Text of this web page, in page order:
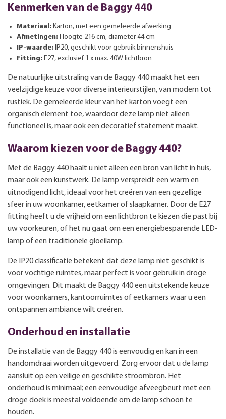
Kenmerken van de Baggy 440
Materiaal: Karton, met een gemeleerde afwerking
Afmetingen: Hoogte 216 cm, diameter 44 cm
IP-waarde: IP20, geschikt voor gebruik binnenshuis
Fitting: E27, exclusief 1 x max. 40W lichtbron
De natuurlijke uitstraling van de Baggy 440 maakt het een
veelzijdige keuze voor diverse interieurstijlen, van modern tot
rustiek. De gemeleerde kleur van het karton voegt een
organisch element toe, waardoor deze lamp niet alleen
functioneel is, maar ook een decoratief statement maakt.
Waarom kiezen voor de Baggy 440?
Met de Baggy 440 haalt u niet alleen een bron van licht in huis,
maar ook een kunstwerk. De lamp verspreidt een warm en
uitnodigend licht, ideaal voor het creëren van een gezellige
sfeer in uw woonkamer, eetkamer of slaapkamer. Door de E27
fitting heeft u de vrijheid om een lichtbron te kiezen die past bij
uw voorkeuren, of het nu gaat om een energiebesparende LED-
lamp of een traditionele gloeilamp.
De IP20 classificatie betekent dat deze lamp niet geschikt is
voor vochtige ruimtes, maar perfect is voor gebruik in droge
omgevingen. Dit maakt de Baggy 440 een uitstekende keuze
voor woonkamers, kantoorruimtes of eetkamers waar u een
ontspannen ambiance wilt creëren.
Onderhoud en installatie
De installatie van de Baggy 440 is eenvoudig en kan in een
handomdraai worden uitgevoerd. Zorg ervoor dat u de lamp
aansluit op een veilige en geschikte stroombron. Het
onderhoud is minimaal; een eenvoudige afveegbeurt met een
droge doek is meestal voldoende om de lamp schoon te
houden.